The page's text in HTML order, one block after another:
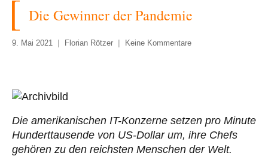
Die Gewinner der Pandemie
9. Mai 2021 Florian Rötzer Keine Kommentare
Die amerikanischen IT-Konzerne setzen pro Minute
Hunderttausende von US-Dollar um, ihre Chefs
gehören zu den reichsten Menschen der Welt.